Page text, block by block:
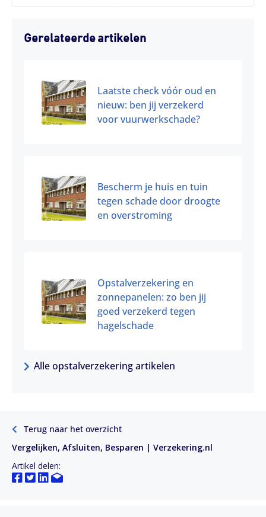
Gerelateerde artikelen
Laatste check vóór oud en
nieuw: ben jij verzekerd
voor vuurwerkschade?
Bescherm je huis en tuin
tegen schade door droogte
en overstroming
Opstalverzekering en
zonnepanelen: zo ben jij
goed verzekerd tegen
hagelschade
Alle opstalverzekering artikelen
Terug naar het overzicht
Vergelijken, Afsluiten, Besparen | Verzekering.nl
Artikel delen: